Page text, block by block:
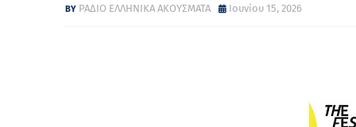
ΡΑΔΙΟ ΕΛΛΗΝΙΚΑ ΑΚΟΥΣΜΑΤΑ Ιουνίου 15, 2026